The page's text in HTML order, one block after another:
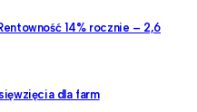
14% rocznie – 2,6
dla farm